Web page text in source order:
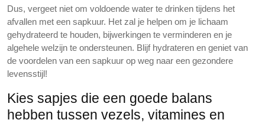
Dus, vergeet niet om voldoende water te drinken tijdens het
afvallen met een sapkuur. Het zal je helpen om je lichaam
gehydrateerd te houden, bijwerkingen te verminderen en je
algehele welzijn te ondersteunen. Blijf hydrateren en geniet van
de voordelen van een sapkuur op weg naar een gezondere
levensstijl!
Kies sapjes die een goede balans
hebben tussen vezels, vitamines en